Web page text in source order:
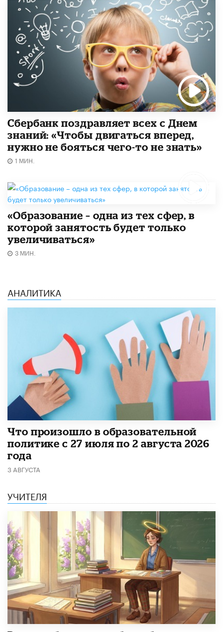
Сбербанк поздравляет всех с Днем
знаний: «Чтобы двигаться вперед,
нужно не бояться чего-то не знать»
1 МИН.
«Образование – одна из тех сфер, в
которой занятость будет только
увеличиваться»
3 МИН.
АНАЛИТИКА
​Что произошло в образовательной
политике с 27 июля по 2 августа 2026
года
3 АВГУСТА
УЧИТЕЛЯ